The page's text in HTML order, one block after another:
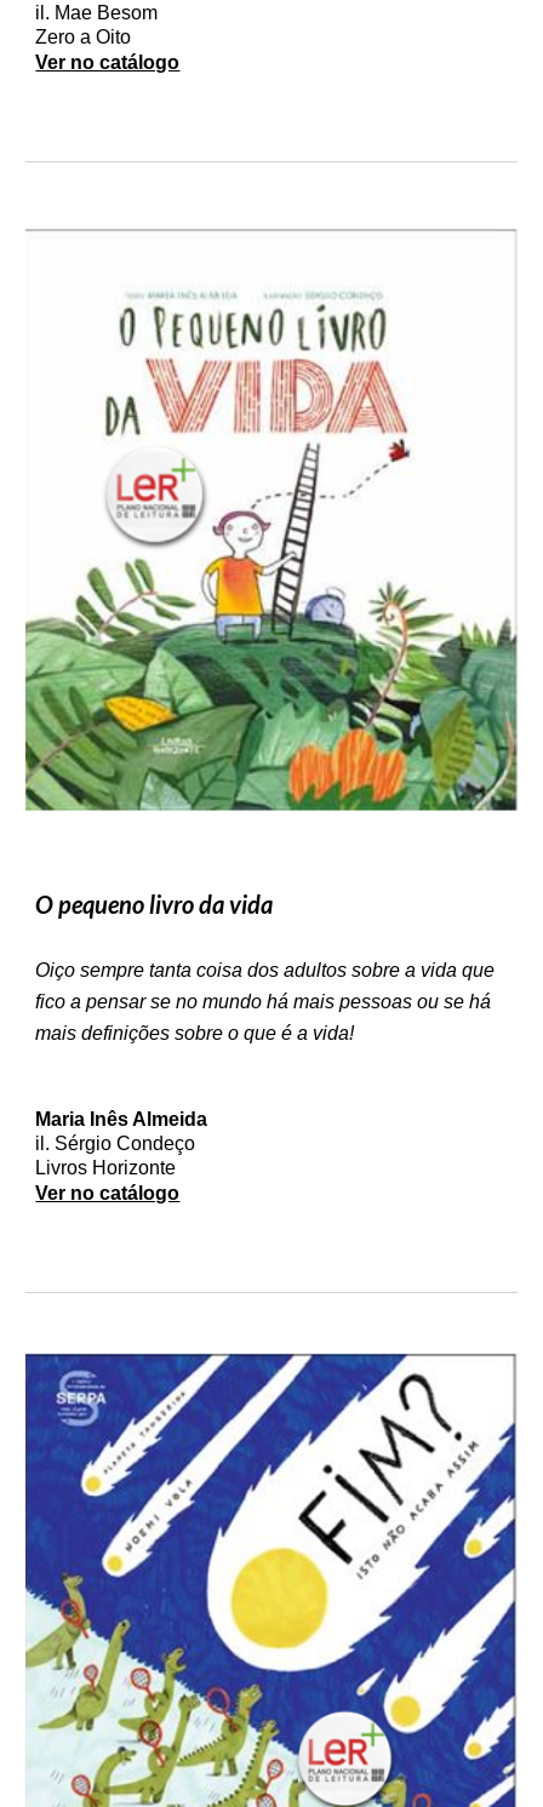
il. Mae Besom
Zero a Oito
Ver no catálogo
O pequeno livro da vida
Oiço sempre tanta coisa dos adultos sobre a vida que
fico a pensar se no mundo há mais pessoas ou se há
mais definições sobre o que é a vida!
Maria Inês Almeida
il. Sérgio Condeço
Livros Horizonte
Ver no catálogo